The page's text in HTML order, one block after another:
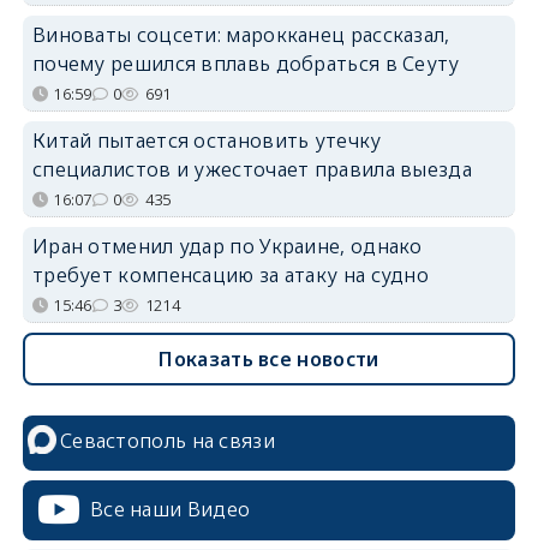
Виноваты соцсети: марокканец рассказал,
почему решился вплавь добраться в Сеуту
16:59 0 691
Китай пытается остановить утечку
специалистов и ужесточает правила выезда
16:07 0 435
Иран отменил удар по Украине, однако
требует компенсацию за атаку на судно
15:46 3 1214
Показать все новости
Севастополь на связи
Все наши Видео